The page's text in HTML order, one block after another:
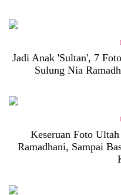
Jadi Anak 'Sultan', 7
Sulung Nia
Keseruan Foto
Ramadhani, Sampai